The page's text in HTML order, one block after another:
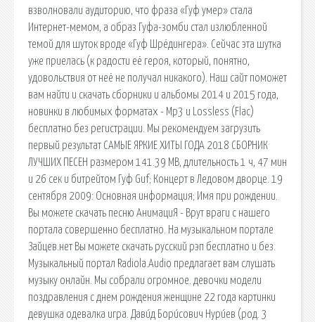
взволновали аудиторию, что фраза «Гуф умер» стала
Интернет-мемом, а образ Гуфа-зомби стал излюбленной
темой для шуток вроде «Гуф Шрёдингера». Сейчас эта шутка
уже приелась (к радости её героя, который, понятно,
удовольствия от неё не получал никакого). Наш сайт поможет
вам найти и скачать сборники и альбомы 2014 и 2015 года,
новинки в любимых форматах - Mp3 и Lossless (Flac)
бесплатно без регистрации. Мы рекомендуем загрузить
первый результат САМЫЕ ЯРКИЕ ХИТЫ ГОДА 2018 СБОРНИК
ЛУЧШИХ ПЕСЕН размером 141.39 MB, длительность 1 ч, 47 мин
и 26 сек и битрейтом Гуф Guf; Концерт в Ледовом дворце. 19
сентября 2009: Основная информация; Имя при рождении.
Вы можете скачать песню АнимациЯ - Врут враги с нашего
портала совершенно бесплатно. На музыкальном портале
Зайцев.нет Вы можете скачать русский рэп бесплатно и без.
Музыкальный портал Radiola.Audio предлагает вам слушать
музыку онлайн. Мы собрали огромное. девочки модели
поздравления с днем рождения женщине 22 года картинки
девушка одевалка игра. Дави́д Бори́сович Нури́ев (род. 3